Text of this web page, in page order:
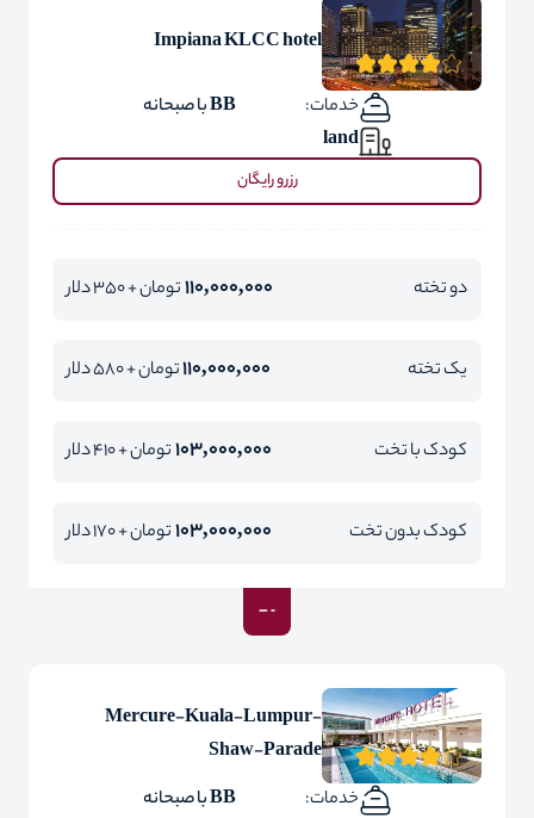
Impiana KLCC hotel
خدمات:
BB با صبحانه
land
رزرو رایگان
دو تخته 110,000,000تومان + 350 دلار
یک تخته 110,000,000تومان + 580 دلار
کودک با تخت 103,000,000تومان + 410 دلار
کودک بدون تخت 103,000,000تومان + 170 دلار
Mercure-Kuala-Lumpur-
Shaw-Parade
خدمات:
BB با صبحانه